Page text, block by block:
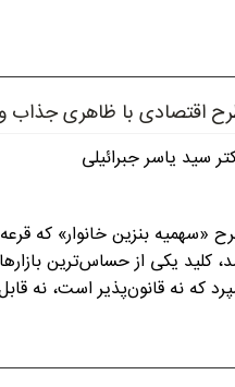
اقتصادی با ظاهری جذاب
سید یاسر جبرائیلی
«سهمیه بنزین خانوار» که
کلید یکی از حساس‌ترین
که نه قانون‌پذیر است، نه